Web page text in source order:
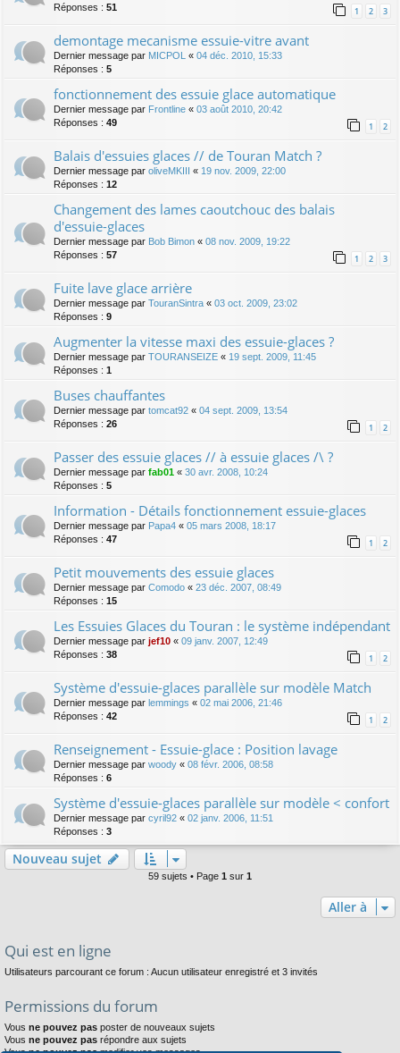
Réponses : 51 1 2 3
demontage mecanisme essuie-vitre avant
Dernier message par MICPOL « 04 déc. 2010, 15:33
Réponses : 5
fonctionnement des essuie glace automatique
Dernier message par Frontline « 03 août 2010, 20:42
Réponses : 49 1 2
Balais d'essuies glaces // de Touran Match ?
Dernier message par oliveMKIII « 19 nov. 2009, 22:00
Réponses : 12
Changement des lames caoutchouc des balais
d'essuie-glaces
Dernier message par Bob Bimon « 08 nov. 2009, 19:22
Réponses : 57 1 2 3
Fuite lave glace arrière
Dernier message par TouranSintra « 03 oct. 2009, 23:02
Réponses : 9
Augmenter la vitesse maxi des essuie-glaces ?
Dernier message par TOURANSEIZE « 19 sept. 2009, 11:45
Réponses : 1
Buses chauffantes
Dernier message par tomcat92 « 04 sept. 2009, 13:54
Réponses : 26 1 2
Passer des essuie glaces // à essuie glaces /\ ?
Dernier message par fab01 « 30 avr. 2008, 10:24
Réponses : 5
Information - Détails fonctionnement essuie-glaces
Dernier message par Papa4 « 05 mars 2008, 18:17
Réponses : 47 1 2
Petit mouvements des essuie glaces
Dernier message par Comodo « 23 déc. 2007, 08:49
Réponses : 15
Les Essuies Glaces du Touran : le système indépendant
Dernier message par jef10 « 09 janv. 2007, 12:49
Réponses : 38 1 2
Système d'essuie-glaces parallèle sur modèle Match
Dernier message par lemmings « 02 mai 2006, 21:46
Réponses : 42 1 2
Renseignement - Essuie-glace : Position lavage
Dernier message par woody « 08 févr. 2006, 08:58
Réponses : 6
Système d'essuie-glaces parallèle sur modèle < confort
Dernier message par cyril92 « 02 janv. 2006, 11:51
Réponses : 3
Nouveau sujet
59 sujets • Page 1 sur 1
Aller à
Qui est en ligne
Utilisateurs parcourant ce forum : Aucun utilisateur enregistré et 3 invités
Permissions du forum
Vous ne pouvez pas poster de nouveaux sujets
Vous ne pouvez pas répondre aux sujets